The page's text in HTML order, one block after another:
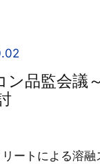
ン品監会議
ートによる溶融